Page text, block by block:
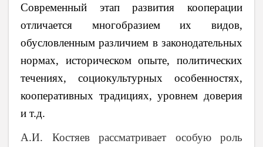
Современный этап развития кооперации
отличается многобразием их видов,
обусловленным различием в законодательных
нормах, историческом опыте, политических
течениях, социокультурных особенностях,
кооперативных традициях, уровнем доверия
и т.д.
А.И. Костяев рассматривает особую роль